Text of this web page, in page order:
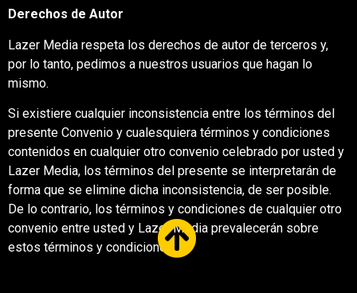
Derechos de Autor
Lazer Media respeta los derechos de autor de terceros y,
por lo tanto, pedimos a nuestros usuarios que hagan lo
mismo.
Si existiere cualquier inconsistencia entre los términos del
presente Convenio y cualesquiera términos y condiciones
contenidos en cualquier otro convenio celebrado por usted y
Lazer Media, los términos del presente se interpretarán de
forma que se elimine dicha inconsistencia, de ser posible.
De lo contrario, los términos y condiciones de cualquier otro
convenio entre usted y Lazer Media prevalecerán sobre
estos términos y condiciones.